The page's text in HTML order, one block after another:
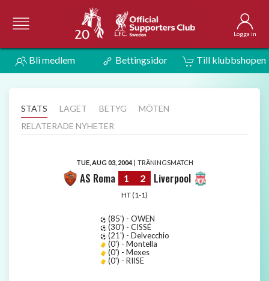
Logga in
Bli medlem Bettingsidor Till klubbshopen
STATS LAGET BETYG
MÖTEN
RELATERADE NYHETER
TUE, AUG 03, 2004 | TRÄNINGSMATCH
AS Roma 1 2 Liverpool
HT (1-1)
(85') - OWEN
(30') - CISSÉ
(21') - Delvecchio
(0') - Montella
(0') - Mexes
(0') - RIISE